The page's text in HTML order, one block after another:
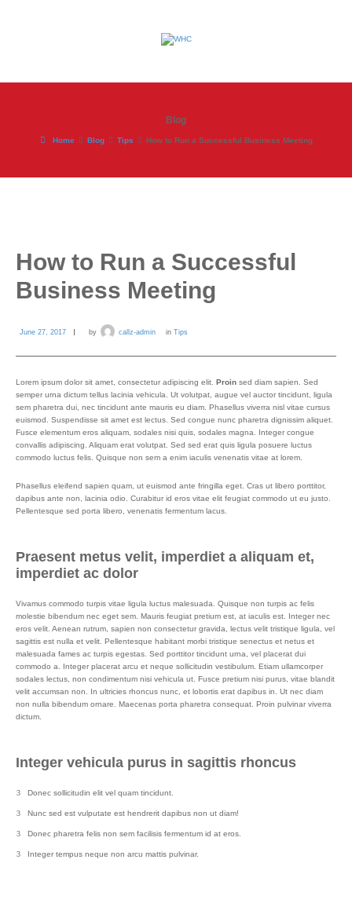
Blog
Home Blog Tips How to Run a Successful Business Meeting
How to Run a Successful
Business Meeting
June 27, 2017 by callz-admin in Tips
Lorem ipsum dolor sit amet, consectetur adipiscing elit. Proin sed diam sapien. Sed
semper urna dictum tellus lacinia vehicula. Ut volutpat, augue vel auctor tincidunt, ligula
sem pharetra dui, nec tincidunt ante mauris eu diam. Phasellus viverra nisl vitae cursus
euismod. Suspendisse sit amet est lectus. Sed congue nunc pharetra dignissim aliquet.
Fusce elementum eros aliquam, sodales nisi quis, sodales magna. Integer congue
convallis adipiscing. Aliquam erat volutpat. Sed sed erat quis ligula posuere luctus
commodo luctus felis. Quisque non sem a enim iaculis venenatis vitae at lorem.
Phasellus eleifend sapien quam, ut euismod ante fringilla eget. Cras ut libero porttitor,
dapibus ante non, lacinia odio. Curabitur id eros vitae elit feugiat commodo ut eu justo.
Pellentesque sed porta libero, venenatis fermentum lacus.
Praesent metus velit, imperdiet a aliquam et,
imperdiet ac dolor
Vivamus commodo turpis vitae ligula luctus malesuada. Quisque non turpis ac felis
molestie bibendum nec eget sem. Mauris feugiat pretium est, at iaculis est. Integer nec
eros velit. Aenean rutrum, sapien non consectetur gravida, lectus velit tristique ligula, vel
sagittis est nulla et velit. Pellentesque habitant morbi tristique senectus et netus et
malesuada fames ac turpis egestas. Sed porttitor tincidunt urna, vel placerat dui
commodo a. Integer placerat arcu et neque sollicitudin vestibulum. Etiam ullamcorper
sodales lectus, non condimentum nisi vehicula ut. Fusce pretium nisi purus, vitae blandit
velit accumsan non. In ultricies rhoncus nunc, et lobortis erat dapibus in. Ut nec diam
non nulla bibendum ornare. Maecenas porta pharetra consequat. Proin pulvinar viverra
dictum.
Integer vehicula purus in sagittis rhoncus
Donec sollicitudin elit vel quam tincidunt.
Nunc sed est vulputate est hendrerit dapibus non ut diam!
Donec pharetra felis non sem facilisis fermentum id at eros.
Integer tempus neque non arcu mattis pulvinar.